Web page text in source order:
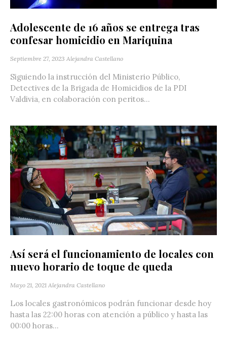
Adolescente de 16 años se entrega tras
confesar homicidio en Mariquina
Septiembre 27, 2023 Alejandra Castellano
Siguiendo la instrucción del Ministerio Público,
Detectives de la Brigada de Homicidios de la PDI
Valdivia, en colaboración con peritos...
Así será el funcionamiento de locales con
nuevo horario de toque de queda
Mayo 21, 2021 Alejandra Castellano
Los locales gastronómicos podrán funcionar desde hoy
hasta las 22:00 horas con atención a público y hasta las
00:00 horas...